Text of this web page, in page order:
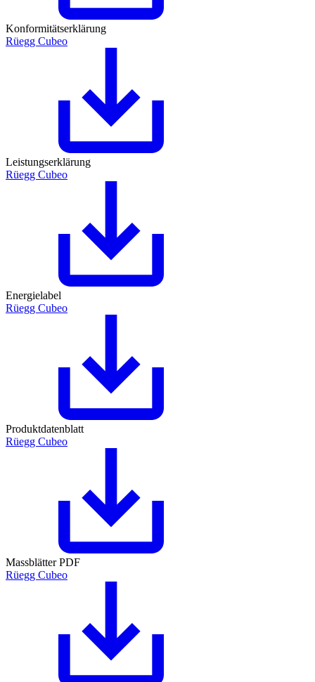
Konformitätserklärung
Rüegg Cubeo
Leistungserklärung
Rüegg Cubeo
Energielabel
Rüegg Cubeo
Produktdatenblatt
Rüegg Cubeo
Massblätter PDF
Rüegg Cubeo